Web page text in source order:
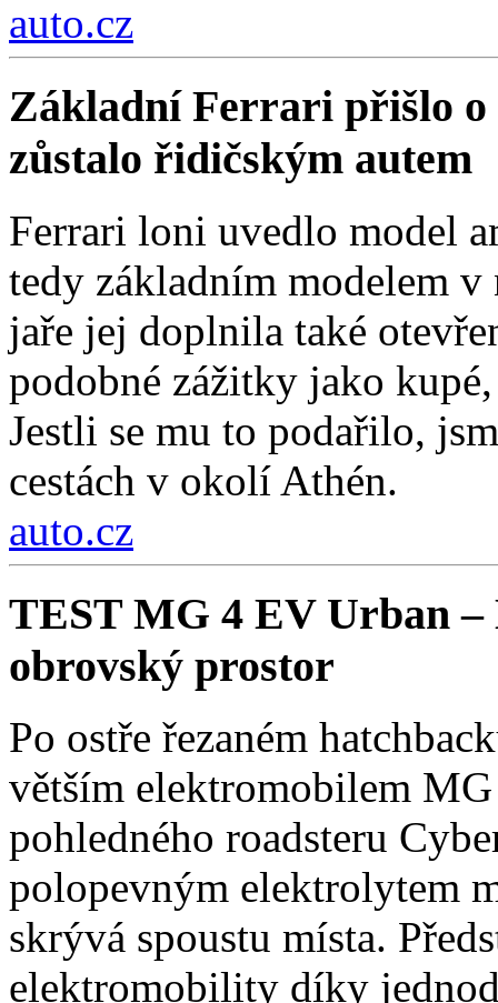
auto.cz
Základní Ferrari přišlo o
zůstalo řidičským autem
Ferrari loni uvedlo model
tedy základním modelem v
jaře jej doplnila také
podobné zážitky jako
Jestli se mu to podařilo,
cestách v okolí Athén.
auto.cz
TEST MG 4 EV Urban
obrovský prostor
Po ostře řezaném
větším elektromobilem
pohledného roadsteru
polopevným elektrolytem
skrývá spoustu místa.
elektromobility díky